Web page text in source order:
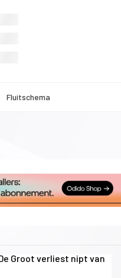
Fluitschema
Groot verliest nipt van